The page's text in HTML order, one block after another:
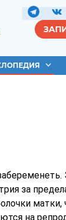
за
матки,
на